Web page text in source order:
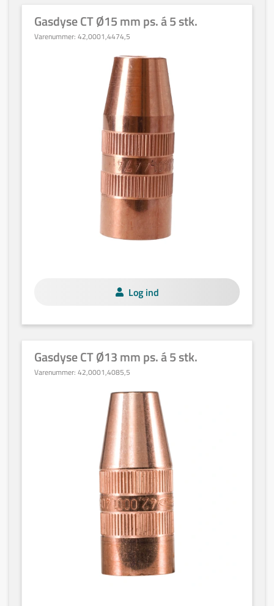
Gasdyse CT Ø15 mm ps. á 5 stk.
Varenummer: 42,0001,4474,5
Log ind
Gasdyse CT Ø13 mm ps. á 5 stk.
Varenummer: 42,0001,4085,5